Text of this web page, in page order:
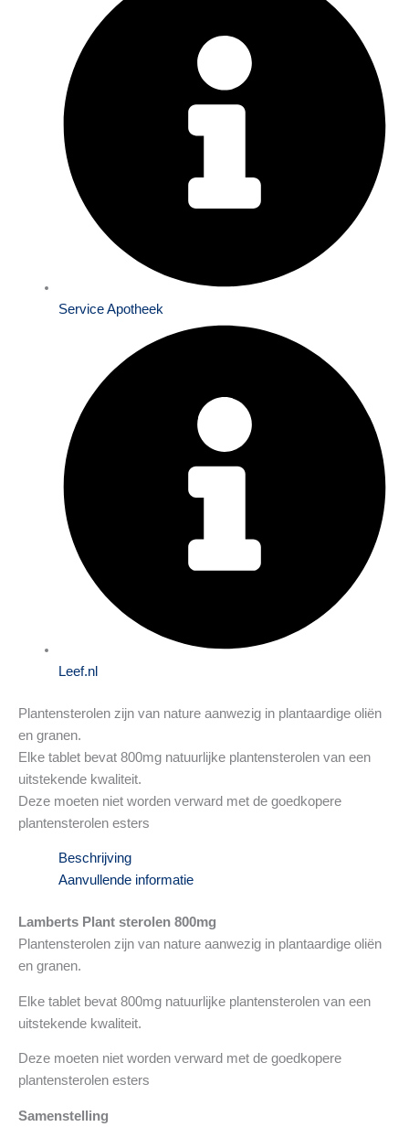
Service Apotheek
Leef.nl
Plantensterolen zijn van nature aanwezig in plantaardige oliën
en granen.
Elke tablet bevat 800mg natuurlijke plantensterolen van een
uitstekende kwaliteit.
Deze moeten niet worden verward met de goedkopere
plantensterolen esters
Beschrijving
Aanvullende informatie
Lamberts Plant sterolen 800mg
Plantensterolen zijn van nature aanwezig in plantaardige oliën
en granen.
Elke tablet bevat 800mg natuurlijke plantensterolen van een
uitstekende kwaliteit.
Deze moeten niet worden verward met de goedkopere
plantensterolen esters
Samenstelling